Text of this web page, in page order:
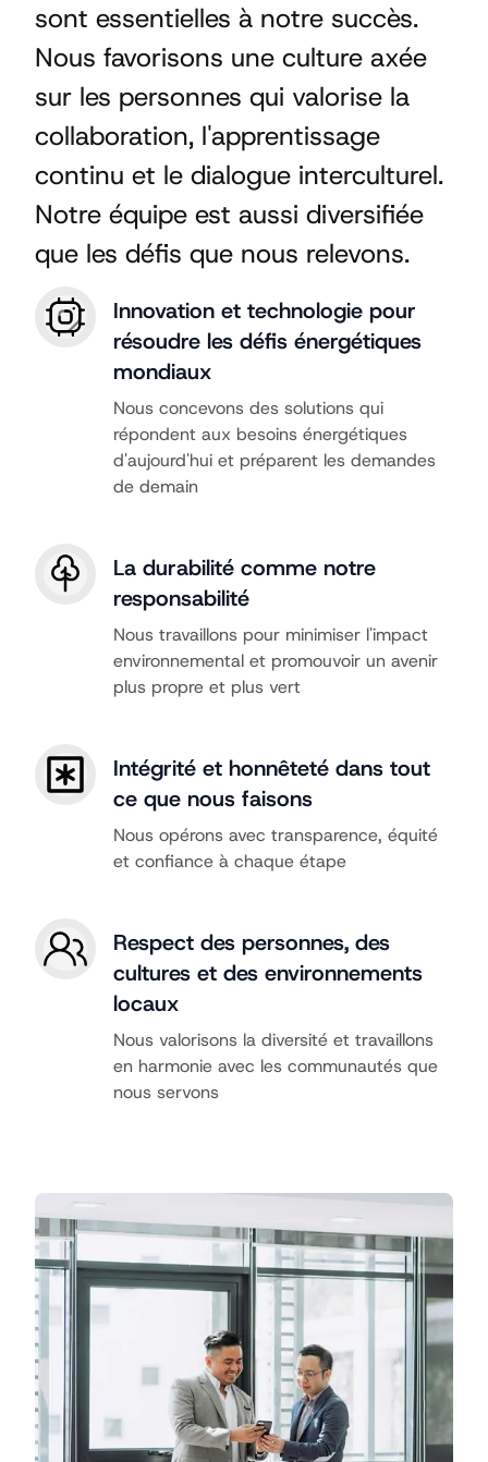
sont essentielles à notre succès.
Nous favorisons une culture axée
sur les personnes qui valorise la
collaboration, l'apprentissage
continu et le dialogue interculturel.
Notre équipe est aussi diversifiée
que les défis que nous relevons.
Innovation et technologie pour
résoudre les défis énergétiques
mondiaux
Nous concevons des solutions qui
répondent aux besoins énergétiques
d'aujourd'hui et préparent les demandes
de demain
La durabilité comme notre
responsabilité
Nous travaillons pour minimiser l'impact
environnemental et promouvoir un avenir
plus propre et plus vert
Intégrité et honnêteté dans tout
ce que nous faisons
Nous opérons avec transparence, équité
et confiance à chaque étape
Respect des personnes, des
cultures et des environnements
locaux
Nous valorisons la diversité et travaillons
en harmonie avec les communautés que
nous servons